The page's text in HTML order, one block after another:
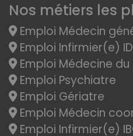
Nos métiers les
Emploi Médecin
Emploi Infirmier(e)
Emploi Médecine
Emploi Psychiatre
Emploi Gériatre
Emploi Médecin
Emploi Infirmier(e)